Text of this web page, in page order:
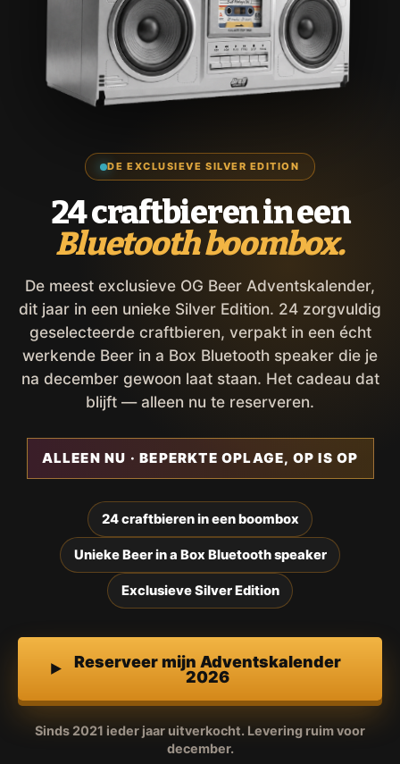
DE EXCLUSIEVE SILVER EDITION
24 craftbieren in een
Bluetooth boombox.
De meest exclusieve OG Beer Adventskalender,
dit jaar in een unieke Silver Edition. 24 zorgvuldig
geselecteerde craftbieren, verpakt in een écht
werkende Beer in a Box Bluetooth speaker die je
na december gewoon laat staan. Het cadeau dat
blijft — alleen nu te reserveren.
ALLEEN NU · BEPERKTE OPLAGE, OP IS OP
24 craftbieren in een boombox
Unieke Beer in a Box Bluetooth speaker
Exclusieve Silver Edition
Reserveer mijn Adventskalender
2026
Sinds 2021 ieder jaar uitverkocht. Levering ruim voor
december.